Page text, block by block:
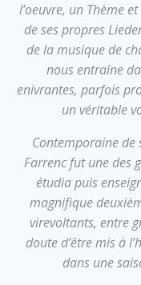
l’oeuvre, un Thème
de ses propres
de la musique de
nous entraîne
enivrantes, parfois
un véritable
Contemporaine
Farrenc fut une des
étudia puis
magnifique
virevoltants, entre
doute d’être mis à
dans une